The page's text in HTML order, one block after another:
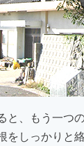
と、もう一つ
をしっかりと